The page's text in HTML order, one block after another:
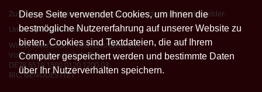
Diese Seite verwendet Cookies, um Ihnen die
bestmögliche Nutzererfahrung auf unserer Website zu
bieten. Cookies sind Textdateien, die auf Ihrem
Computer gespeichert werden und bestimmte Daten
über Ihr Nutzerverhalten speichern.
Zusätzlich finanzieren wir uns über Spenden und Fördergelder.
Unser Spendenkonto:
Wissenswerkstatt Friedrichshafen e.V.
Volksbank Friedrichshafen
DE78 6519 1500 0120 1200 03
BIC: GENODES1TET